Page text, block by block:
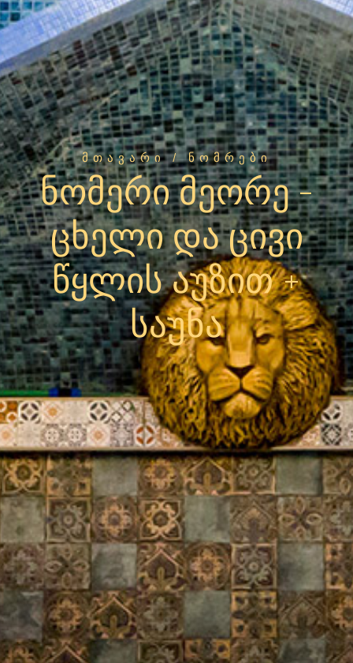
ᲛᲗᲐᲕᲐᲠᲘ/ ᲜᲝᲛᲠᲔᲑᲘ
ნომერი მეორე -
ცხელი და ცივი
წყლის აუზით +
საუნა